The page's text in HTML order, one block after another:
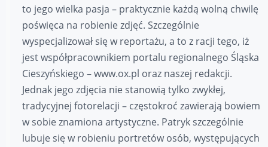
to jego wielka pasja – praktycznie każdą wolną chwilę
poświęca na robienie zdjęć. Szczególnie
wyspecjalizował się w reportażu, a to z racji tego, iż
jest współpracownikiem portalu regionalnego Śląska
Cieszyńskiego – www.ox.pl oraz naszej redakcji.
Jednak jego zdjęcia nie stanowią tylko zwykłej,
tradycyjnej fotorelacji – częstokroć zawierają bowiem
w sobie znamiona artystyczne. Patryk szczególnie
lubuje się w robieniu portretów osób, występujących